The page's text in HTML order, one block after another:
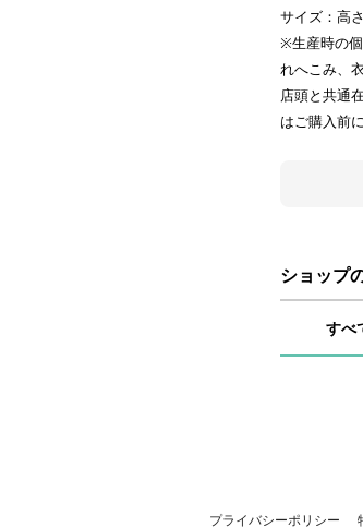
サイズ：高
※生産時の
れへこみ、
店頭と共通
はご購入前
ショップ
すべ
プライバシーポリシー